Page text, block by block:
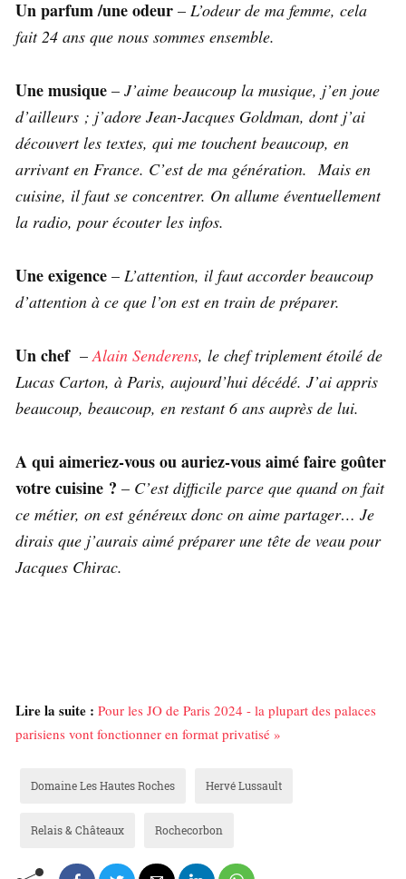
Un parfum /une odeur – L’odeur de ma femme, cela
fait 24 ans que nous sommes ensemble.
Une musique – J’aime beaucoup la musique, j’en joue
d’ailleurs ; j’adore Jean-Jacques Goldman, dont j’ai
découvert les textes, qui me touchent beaucoup, en
arrivant en France. C’est de ma génération. Mais en
cuisine, il faut se concentrer. On allume éventuellement
la radio, pour écouter les infos.
Une exigence – L’attention, il faut accorder beaucoup
d’attention à ce que l’on est en train de préparer.
Un chef – Alain Senderens, le chef triplement étoilé de
Lucas Carton, à Paris, aujourd’hui décédé. J’ai appris
beaucoup, beaucoup, en restant 6 ans auprès de lui.
A qui aimeriez-vous ou auriez-vous aimé faire goûter
votre cuisine ? – C’est difficile parce que quand on fait
ce métier, on est généreux donc on aime partager… Je
dirais que j’aurais aimé préparer une tête de veau pour
Jacques Chirac.
Lire la suite : Pour les JO de Paris 2024 - la plupart des palaces
parisiens vont fonctionner en format privatisé »
Domaine Les Hautes Roches Hervé Lussault
Relais & Châteaux Rochecorbon